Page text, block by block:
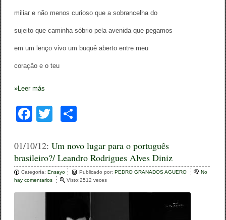
miliar e não menos curioso que a sobrancelha do
sujeito que caminha sóbrio pela avenida que pegamos
em um lenço vivo um buquê aberto entre meu
coração e o teu
»Leer más
F
c
e
b
o
tt
er
m
p
ar
tir
01/10/12:Um novo lugar para o português
brasileiro?/ Leandro Rodrigues Alves Diniz
Categoría:Ensayo Publicado por:PEDRO GRANADOS AGUERO
No
hay comentarios
Visto:2512 veces